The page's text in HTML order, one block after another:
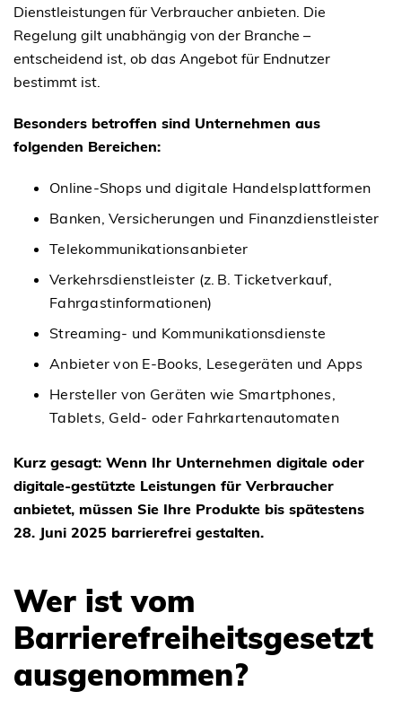
Dienstleistungen für Verbraucher anbieten. Die
Regelung gilt unabhängig von der Branche –
entscheidend ist, ob das Angebot für Endnutzer
bestimmt ist.
Besonders betroffen sind Unternehmen aus
folgenden Bereichen:
Online-Shops und digitale Handelsplattformen
Banken, Versicherungen und Finanzdienstleister
Telekommunikationsanbieter
Verkehrsdienstleister (z. B. Ticketverkauf,
Fahrgastinformationen)
Streaming- und Kommunikationsdienste
Anbieter von E-Books, Lesegeräten und Apps
Hersteller von Geräten wie Smartphones,
Tablets, Geld- oder Fahrkartenautomaten
Kurz gesagt: Wenn Ihr Unternehmen digitale oder
digitale-gestützte Leistungen für Verbraucher
anbietet, müssen Sie Ihre Produkte bis spätestens
28. Juni 2025 barrierefrei gestalten.
Wer ist vom
Barrierefreiheitsgesetzt
ausgenommen?